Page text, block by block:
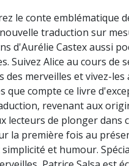
le conte emblématique
traduction sur
d'Aurélie Castex aussi
Suivez Alice au cours de
des merveilles et vivez-les
que compte ce livre
revenant aux
lecteurs de plonger dans
la première fois au
et humour.